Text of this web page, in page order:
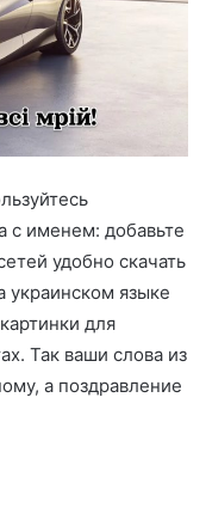
с именем: добавьте
удобно скачать
украинском языке
для
Так ваши слова из
а поздравление